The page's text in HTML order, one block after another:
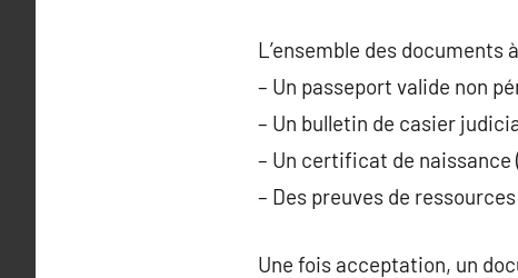
L’ensemble des
– Un passeport valide non
– Un bulletin de casier
– Un certificat de
– Des preuves de
Une fois acceptation, un